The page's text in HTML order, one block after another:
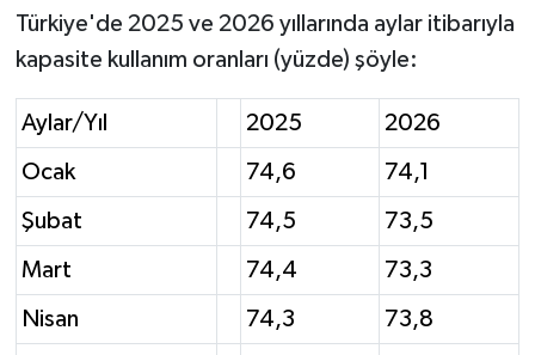
Türkiye'de 2025 ve 2026 yıllarında aylar itibarıyla
kapasite kullanım oranları (yüzde) şöyle:
Aylar/Yıl 2025 2026
Ocak 74,6 74,1
Şubat 74,5 73,5
Mart 74,4 73,3
Nisan 74,3 73,8